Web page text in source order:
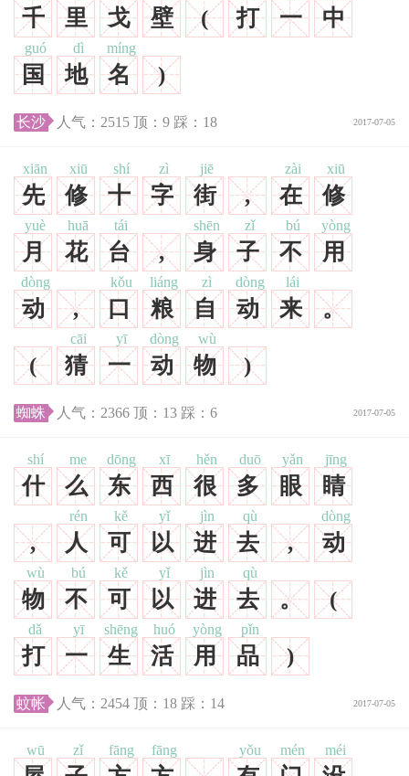
千 里 戈 壁 ( 打 一 中
国
guó
地
dì
名
míng
)
2017-07-05
长沙 人气： 2515 顶： 9 踩： 18
先
xiān
修
xiū
十
shí
字
zì
街
jiē
, 在
zài
修
xiū
月
yuè
花
huā
台
tái
, 身
shēn
子
zǐ
不
bú
用
yòng
动
dòng
, 口
kǒu
粮
liáng
自
zì
动
dòng
来
lái
。
( 猜
cāi
一
yī
动
dòng
物
wù
)
2017-07-05
蜘蛛 人气： 2366 顶： 13 踩： 6
什
shí
么
me
东
dōng
西
xī
很
hěn
多
duō
眼
yǎn
睛
jīng
, 人
rén
可
kě
以
yǐ
进
jìn
去
qù
, 动
dòng
物
wù
不
bú
可
kě
以
yǐ
进
jìn
去
qù
。 (
打
dǎ
一
yī
生
shēng
活
huó
用
yòng
品
pǐn
)
2017-07-05
蚊帐 人气： 2454 顶： 18 踩： 14
wū zǐ fāng fāng yǒu mén méi